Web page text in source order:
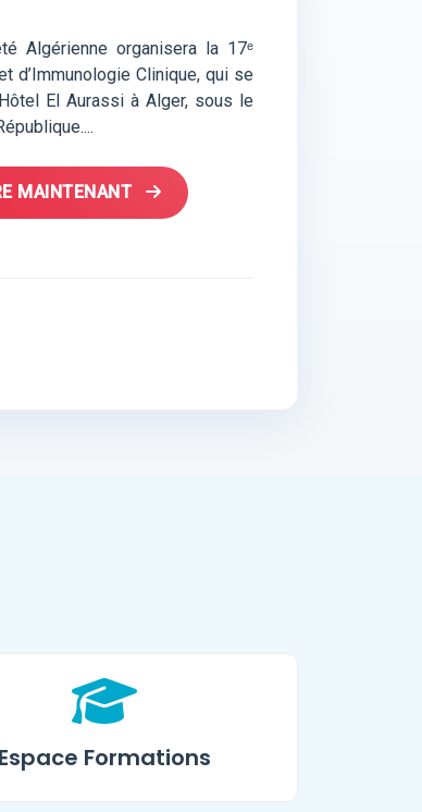
Algérienne organisera la 17ᵉ
d’Immunologie Clinique, qui se
El Aurassi à Alger, sous le
MAINTENANT
Espace Formations